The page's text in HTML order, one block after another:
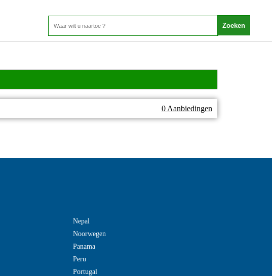
0 Aanbiedingen
Nepal
Noorwegen
Panama
Peru
Portugal